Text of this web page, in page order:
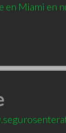
en Miami en